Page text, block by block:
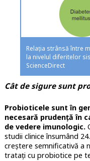
Relația strânsă între
la nivelul diferitelor
ScienceDirect
Cât de sigure sunt
Probioticele sunt în
necesară prudență în
de vedere imunologic.
studii clinice însumând
creștere semnificativă a
tratați cu probiotice pe